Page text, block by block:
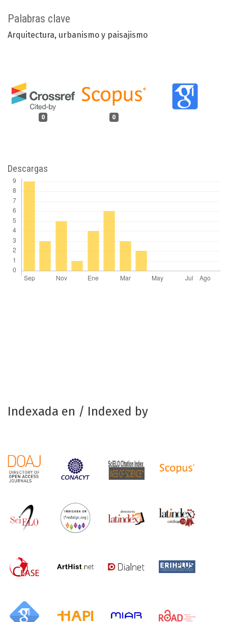
Palabras clave
Arquitectura urbanismo y paisajismo
0 0
Descargas
Indexada en / Indexed by